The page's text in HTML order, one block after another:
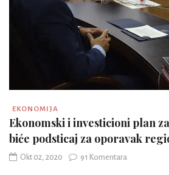
EKONOMIJA
Ekonomski i investicioni plan
biće podsticaj za oporavak
Okt 02, 2020 91 Komentara